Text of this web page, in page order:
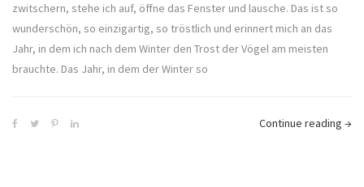
zwitschern, stehe ich auf, öffne das Fenster und lausche. Das ist so
wunderschön, so einzigartig, so tröstlich und erinnert mich an das
Jahr, in dem ich nach dem Winter den Trost der Vögel am meisten
brauchte. Das Jahr, in dem der Winter so
Continue reading →